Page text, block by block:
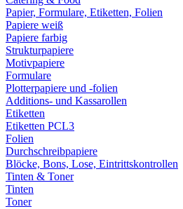
Papier, Formulare, Etiketten, Folien
Papiere weiß
Papiere farbig
Strukturpapiere
Motivpapiere
Formulare
Plotterpapiere und -folien
Additions- und Kassarollen
Etiketten
Etiketten PCL3
Folien
Durchschreibpapiere
Blöcke, Bons, Lose, Eintrittskontrollen
Tinten & Toner
Tinten
Toner